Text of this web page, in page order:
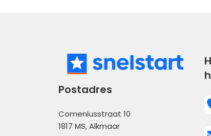
Postadres
Comeniusstraat 10
1817 MS, Alkmaar